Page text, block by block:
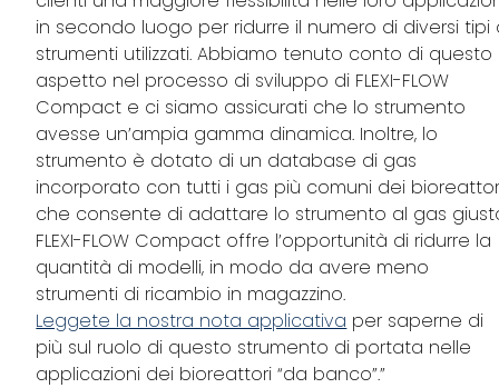
in secondo luogo per ridurre il numero di diversi tipi
strumenti utilizzati. Abbiamo tenuto conto di questo
aspetto nel processo di sviluppo di FLEXI-FLOW
Compact e ci siamo assicurati che lo strumento
avesse un’ampia gamma dinamica. Inoltre, lo
strumento è dotato di un database di gas
incorporato con tutti i gas più comuni dei
che consente di adattare lo strumento al gas
FLEXI-FLOW Compact offre l’opportunità di ridurre la
quantità di modelli, in modo da avere meno
strumenti di ricambio in magazzino.
Leggete la nostra nota applicativa per saperne di
più sul ruolo di questo strumento di portata nelle
applicazioni dei bioreattori “da banco”.”